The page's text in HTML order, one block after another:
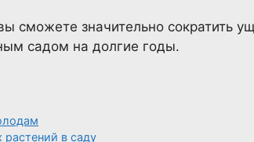
сможете значительно сократить
садом на долгие годы.
в саду